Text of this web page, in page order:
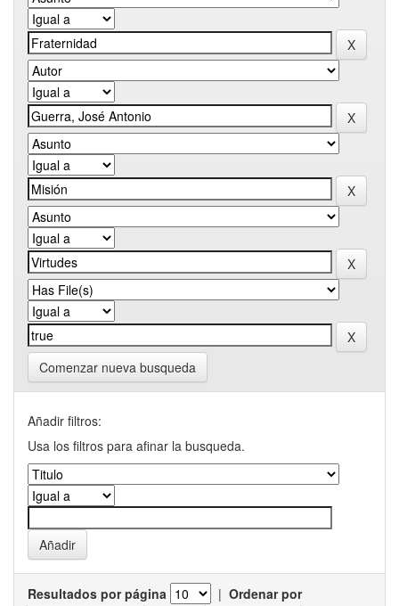
Comenzar nueva busqueda
Añadir filtros:
Usa los filtros para afinar la busqueda.
Resultados por página | Ordenar por